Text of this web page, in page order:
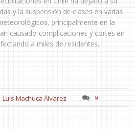
y la suspensión de clases en varias
principalmente en la
causado complicaciones y cortes en
a miles de residentes.
Luis Machuca Álvarez 9